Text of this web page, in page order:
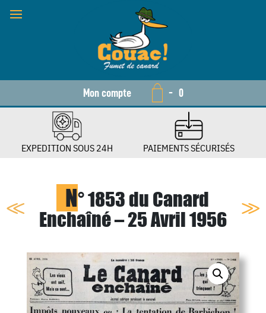
Mon compte - 0
EXPEDITION SOUS 24H PAIEMENTS SÉCURISÉS
N° 1853 du Canard
Enchaîné – 25 Avril 1956